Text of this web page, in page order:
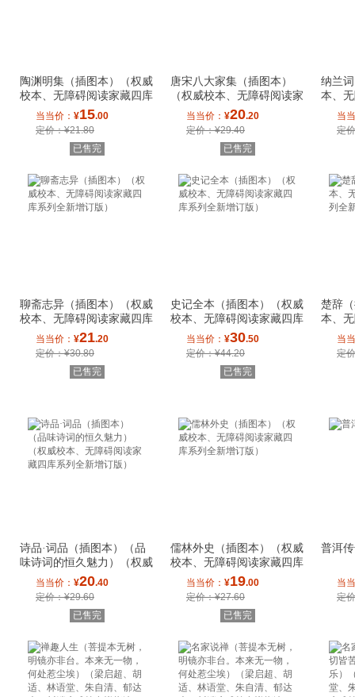
陶渊明集（插图本）（权威
校本、无障碍阅读家藏四库
系列全新增订
当当价： ¥15.00
定价：¥21.80
已售完
唐宋八大家集（插图本）
（权威校本、无障碍阅读家
藏四库系列全新
当当价： ¥20.20
定价：¥29.40
已售完
纳兰
本、
列全
当
定
聊斋志异（插图本）（权威
校本、无障碍阅读家藏四库
系列全新增订
当当价： ¥21.20
定价：¥30.80
已售完
史记全本（插图本）（权威
校本、无障碍阅读家藏四库
系列全新增订
当当价： ¥30.50
定价：¥44.20
已售完
楚辞
本、
列全
当
定
诗品·词品（插图本）（品
味诗词的恒久魅力）（权威
校本、无障碍
当当价： ¥20.40
定价：¥29.60
已售完
儒林外史（插图本）（权威
校本、无障碍阅读家藏四库
系列全新增订
当当价： ¥19.00
定价：¥27.60
已售完
普洱
当
定